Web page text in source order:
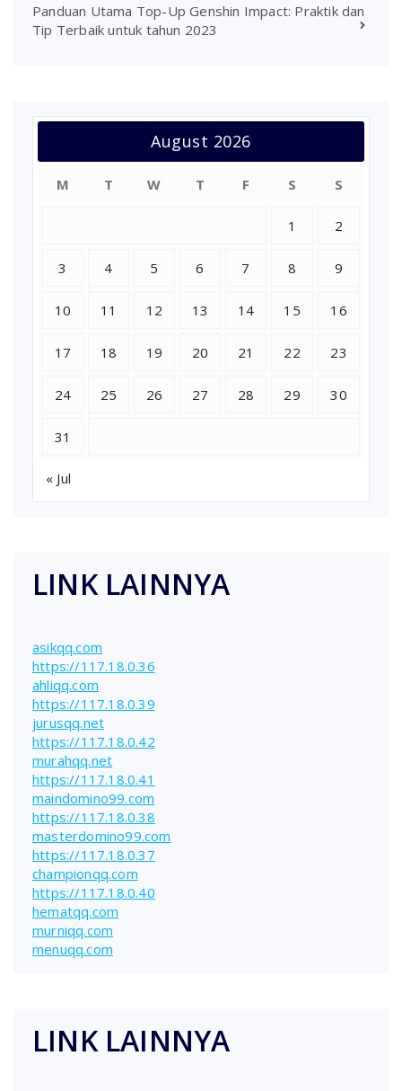
Panduan Utama Top-Up Genshin Impact: Praktik dan
Tip Terbaik untuk tahun 2023
August 2026
M T W T F S S
1 2
3 4 5 6 7 8 9
10 11 12 13 14 15 16
17 18 19 20 21 22 23
24 25 26 27 28 29 30
31
« Jul
LINK LAINNYA
asikqq.com
https://117.18.0.36
ahliqq.com
https://117.18.0.39
jurusqq.net
https://117.18.0.42
murahqq.net
https://117.18.0.41
maindomino99.com
https://117.18.0.38
masterdomino99.com
https://117.18.0.37
championqq.com
https://117.18.0.40
hematqq.com
murniqq.com
menuqq.com
LINK LAINNYA